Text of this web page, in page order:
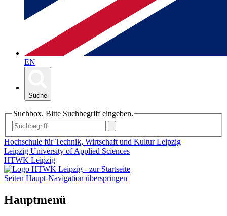
EN
Suche
Suchbox. Bitte Suchbegriff eingeben.
Hochschule für Technik, Wirtschaft und Kultur Leipzig
Leipzig University of Applied Sciences
HTWK Leipzig
Seiten Haupt-Navigation überspringen
Hauptmenü